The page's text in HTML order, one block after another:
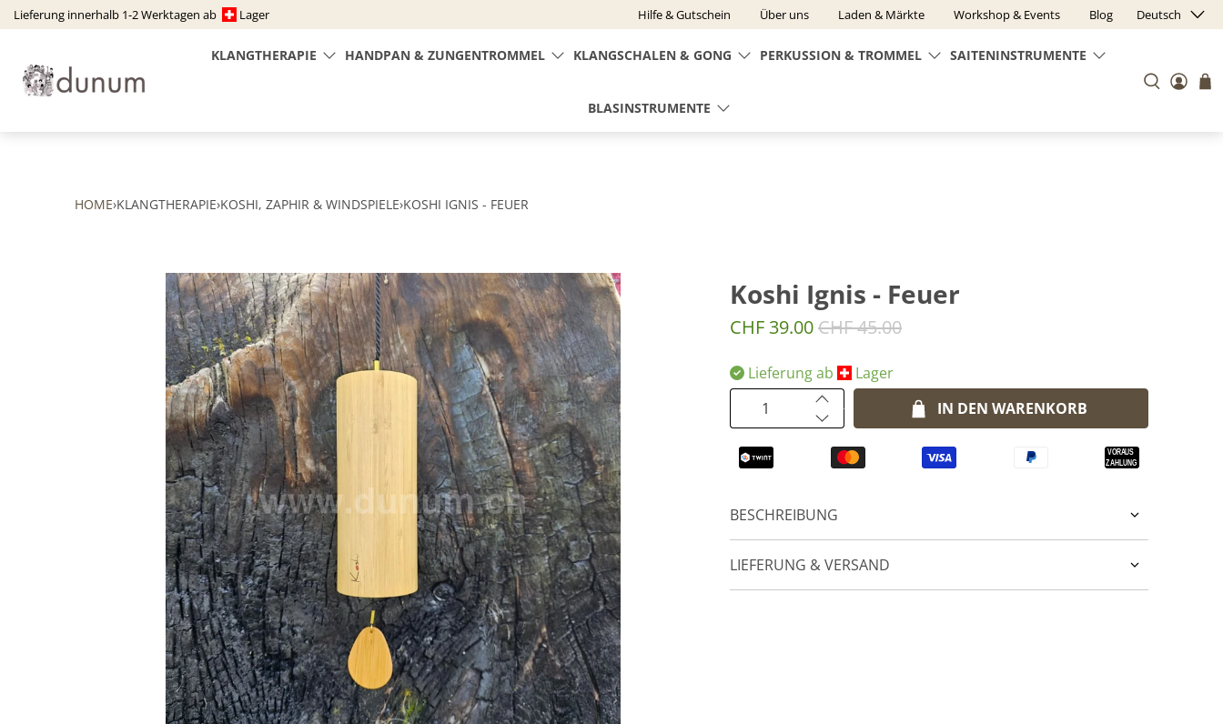
Lieferung innerhalb 1-2 Werktagen ab ​ ​ ​ Lager Hilfe & Gutschein Über uns Laden & Märkte Workshop & Events Blog Deutsch
KLANGTHERAPIE HANDPAN & ZUNGENTROMMEL KLANGSCHALEN & GONG PERKUSSION & TROMMEL SAITENINSTRUMENTE
BLASINSTRUMENTE
HOME›KLANGTHERAPIE›KOSHI, ZAPHIR & WINDSPIELE›KOSHI IGNIS - FEUER
Koshi Ignis - Feuer
CHF 39.00CHF 45.00
Lieferung ab
​Lager
Anzahl
IN DEN WARENKORB
BESCHREIBUNG
LIEFERUNG & VERSAND